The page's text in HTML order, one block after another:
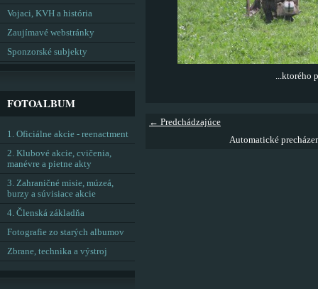
...ktorého
← Predchádzajúce
Automatické
Vojaci, KVH a história
Zaujímavé webstránky
Sponzorské subjekty
FOTOALBUM
1. Oficiálne akcie - reenactment
2. Klubové akcie, cvičenia,
manévre a pietne akty
3. Zahraničné misie, múzeá,
burzy a súvisiace akcie
4. Členská základňa
Fotografie zo starých albumov
Zbrane, technika a výstroj